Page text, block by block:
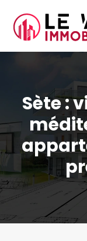
Sète :